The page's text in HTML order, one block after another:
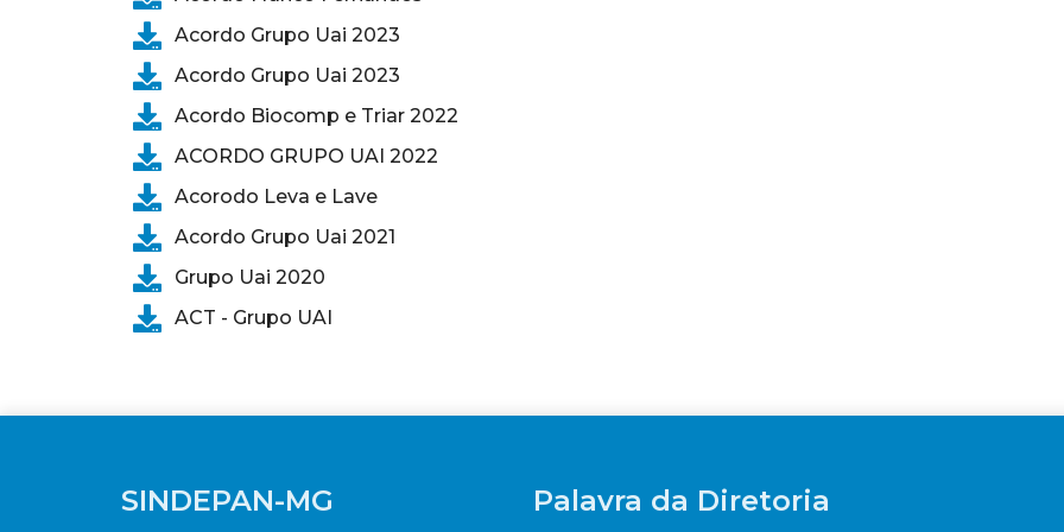
Acordo Grupo Uai 2023
Acordo Grupo Uai 2023
Acordo Biocomp e Triar 2022
ACORDO GRUPO UAI 2022
Acorodo Leva e Lave
Acordo Grupo Uai 2021
Grupo Uai 2020
ACT - Grupo UAI
SINDEPAN-MG Palavra da Diretoria